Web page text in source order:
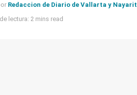
Redaccion de Diario de Vallarta y Nayarit
lectura: 2 mins read